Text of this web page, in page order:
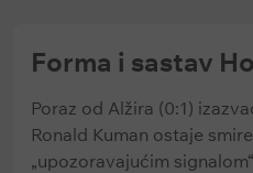
Forma i sastav
Poraz od Alžira (0:1)
Ronald Kuman ostaje
„upozoravajućim